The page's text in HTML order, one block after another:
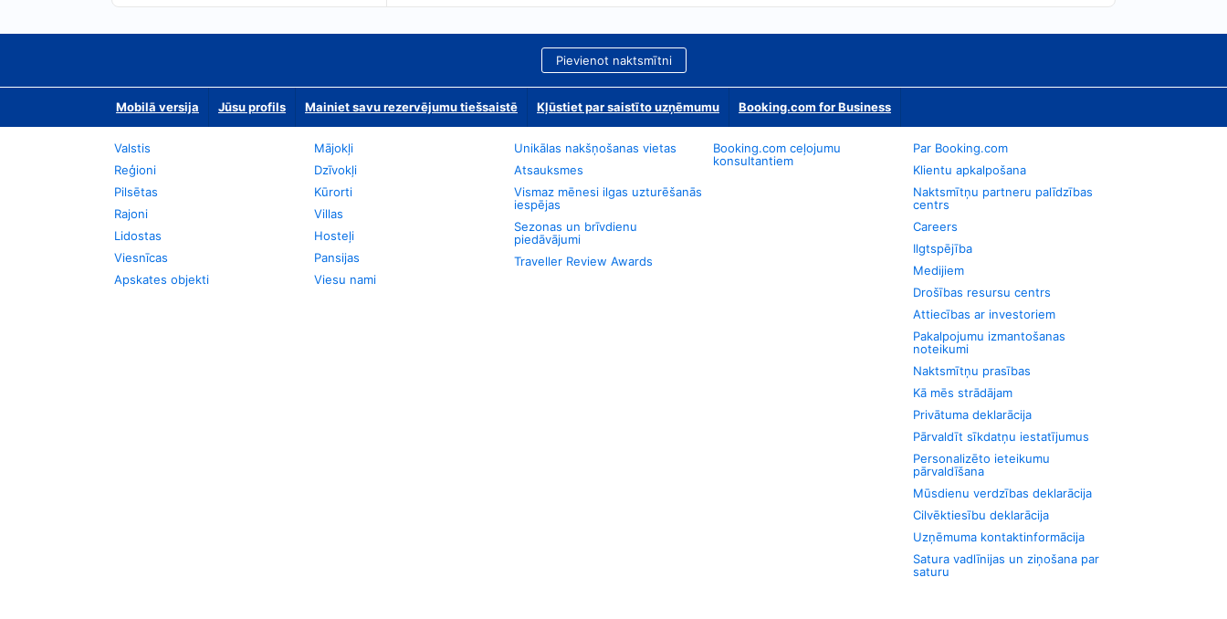
Pievienot naktsmītni
Mobilā versija Jūsu profils Mainiet savu rezervējumu tiešsaistē Kļūstiet par saistīto uzņēmumu Booking.com for Business
Valstis
Reģioni
Pilsētas
Rajoni
Lidostas
Viesnīcas
Apskates objekti
Mājokļi
Dzīvokļi
Kūrorti
Villas
Hosteļi
Pansijas
Viesu nami
Unikālas nakšņošanas vietas
Atsauksmes
Vismaz mēnesi ilgas uzturēšanās
iespējas
Sezonas un brīvdienu
piedāvājumi
Traveller Review Awards
Booking.com ceļojumu
konsultantiem
Par Booking.com
Klientu apkalpošana
Naktsmītņu partneru palīdzības
centrs
Careers
Ilgtspējība
Medijiem
Drošības resursu centrs
Attiecības ar investoriem
Pakalpojumu izmantošanas
noteikumi
Naktsmītņu prasības
Kā mēs strādājam
Privātuma deklarācija
Pārvaldīt sīkdatņu iestatījumus
Personalizēto ieteikumu
pārvaldīšana
Mūsdienu verdzības deklarācija
Cilvēktiesību deklarācija
Uzņēmuma kontaktinformācija
Satura vadlīnijas un ziņošana par
saturu